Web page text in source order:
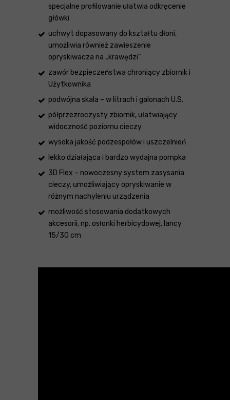
specjalne profilowanie ułatwia odkręcenie
główki
uchwyt dopasowany do kształtu dłoni,
umożliwia również zawieszenie
opryskiwacza na „krawędzi”
zawór bezpieczeństwa chroniący zbiornik i
Użytkownika
podwójna skala – w litrach i galonach U.S.
półprzezroczysty zbiornik, ułatwiający
widoczność poziomu cieczy
wysoka jakość podzespołów i uszczelnień
lekko działająca i bardzo wydajna pompka
3D Flex – nowoczesny system zasysania
cieczy, umożliwiający opryskiwanie w
różnym nachyleniu urządzenia
możliwość stosowania dodatkowych
akcesorii, np. osłonki herbicydowej, lancy
15/30 cm